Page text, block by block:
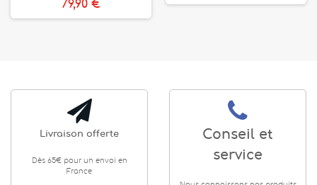
79,90 €
Livraison offerte
Dès 65€ pour un envoi en
France
Conseil et
service